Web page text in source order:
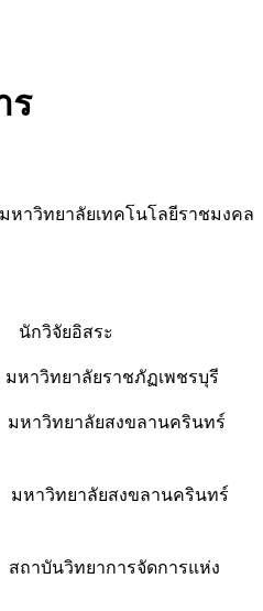
ร
ทยาลัยเทคโนโลยีราชมงคล
กวิจัยอิสระ
าวิทยาลัยราชภัฏเพชรบุรี
ยาลัยสงขลานครินทร์
าวิทยาลัยสงขลานครินทร์
บันวิทยาการจัดการแห่ง